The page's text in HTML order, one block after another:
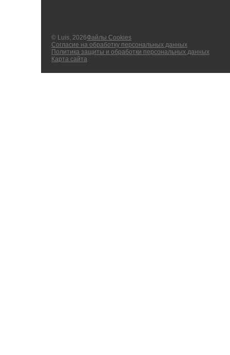
© Luis, 2026Файлы Cookies
Согласие на обработку персональных данных
Политика защиты и обработки персональных данных
Карта сайта